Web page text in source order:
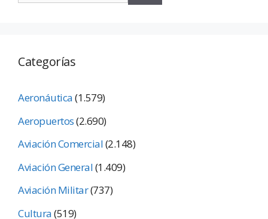
Categorías
Aeronáutica(1.579)
Aeropuertos(2.690)
Aviación Comercial(2.148)
Aviación General(1.409)
Aviación Militar(737)
Cultura(519)